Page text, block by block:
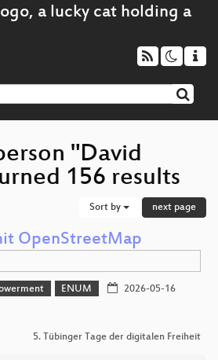
"David
156 results
Sort by next page
OpenStreetMap
ENUM
2026-05-16
5. Tübinger Tage der digitalen Freiheit